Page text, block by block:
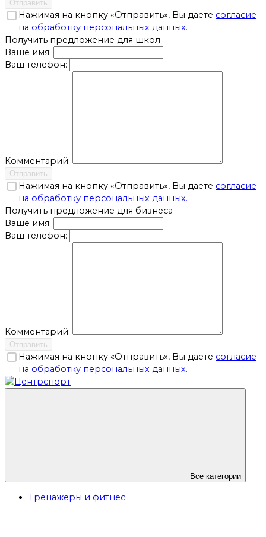
Отправить
Нажимая на кнопку «Отправить», Вы даете согласие
на обработку персональных данных.
Получить предложение для школ
Ваше имя:
Ваш телефон:
Комментарий:
Отправить
Нажимая на кнопку «Отправить», Вы даете согласие
на обработку персональных данных.
Получить предложение для бизнеса
Ваше имя:
Ваш телефон:
Комментарий:
Отправить
Нажимая на кнопку «Отправить», Вы даете согласие
на обработку персональных данных.
Все категории
Тренажёры и фитнес